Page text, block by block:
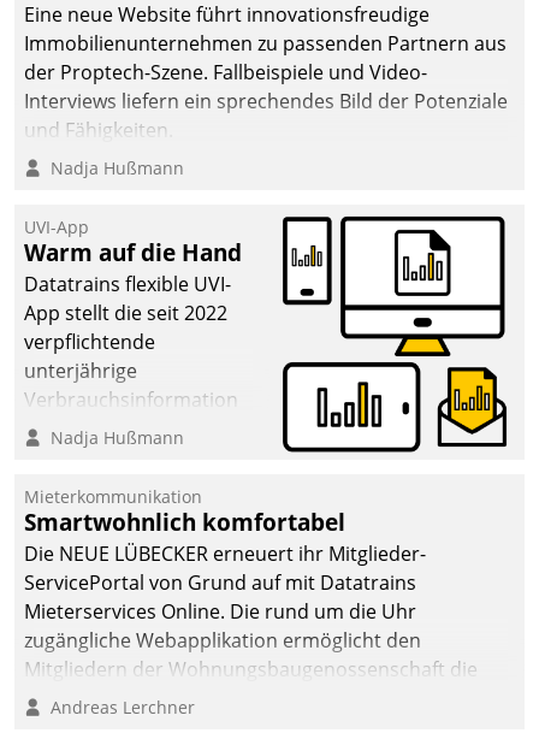
Eine neue Website führt innovationsfreudige
Immobilienunternehmen zu passenden Partnern aus
der Proptech-Szene. Fallbeispiele und Video-
Interviews liefern ein sprechendes Bild der Potenziale
und Fähigkeiten.
Nadja Hußmann
UVI-App
Warm auf die Hand
Datatrains flexible UVI-
App stellt die seit 2022
verpflichtende
unterjährige
Verbrauchsinformation
schnell, zuverlässig und
Die monatlichen
Mitteilungen zum
Heizungs- und
Wasserverbrauch gehen
automatisiert, vollständig
und auf Wunsch über
mehrere zuvor
Kommunikationswege bei
Nadja Hußmann
Mieterkommunikation
Smartwohnlich komfortabel
Die NEUE LÜBECKER erneuert ihr Mitglieder-
ServicePortal von Grund auf mit Datatrains
Mieterservices Online. Die rund um die Uhr
zugängliche Webapplikation ermöglicht den
Mitgliedern der Wohnungs­bau­genossenschaft die
Kontaktaufnahme per Smartphone, Tablet oder PC.
Andreas Lerchner